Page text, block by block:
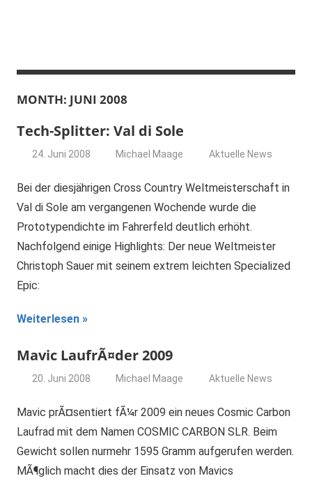
MONTH: JUNI 2008
Tech-Splitter: Val di Sole
24. Juni 2008 Michael Maage Aktuelle News
Bei der diesjährigen Cross Country Weltmeisterschaft in
Val di Sole am vergangenen Wochende wurde die
Prototypendichte im Fahrerfeld deutlich erhöht.
Nachfolgend einige Highlights: Der neue Weltmeister
Christoph Sauer mit seinem extrem leichten Specialized
Epic:
Weiterlesen
Mavic LaufrÃ¤der 2009
20. Juni 2008 Michael Maage Aktuelle News
Mavic prÃ¤sentiert fÃ¼r 2009 ein neues Cosmic Carbon
Laufrad mit dem Namen COSMIC CARBON SLR. Beim
Gewicht sollen nurmehr 1595 Gramm aufgerufen werden.
MÃ¶glich macht dies der Einsatz von Mavics